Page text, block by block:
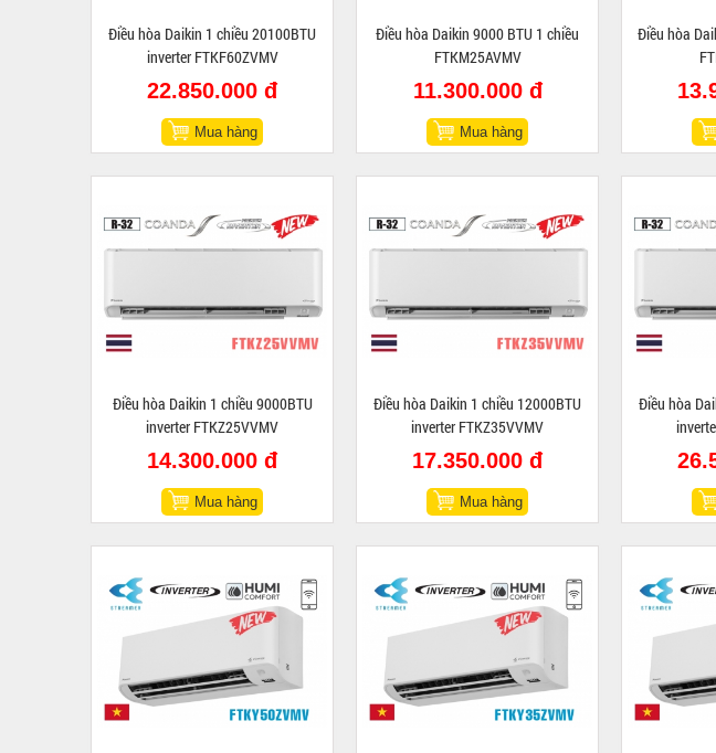
Điều hòa Daikin 1 chiều 20100BTU
inverter FTKF60ZVMV
22.850.000 đ
Mua hàng
Điều hòa Daikin 9000 BTU 1 chiều
FTKM25AVMV
11.300.000 đ
Mua hàng
Điều hòa
Điều hòa Daikin 1 chiều 9000BTU
inverter FTKZ25VVMV
14.300.000 đ
Mua hàng
Điều hòa Daikin 1 chiều 12000BTU
inverter FTKZ35VVMV
17.350.000 đ
Mua hàng
Điều hòa